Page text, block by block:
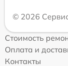
© 2026
Стоимость
Оплата и
Контакты